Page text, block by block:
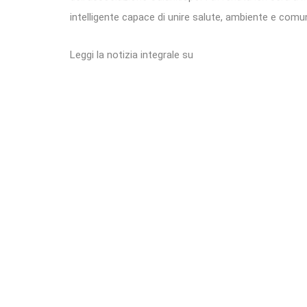
intelligente capace di unire salute, ambiente e
Leggi la notizia integrale su